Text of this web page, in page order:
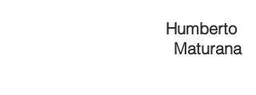
Humberto
Maturana